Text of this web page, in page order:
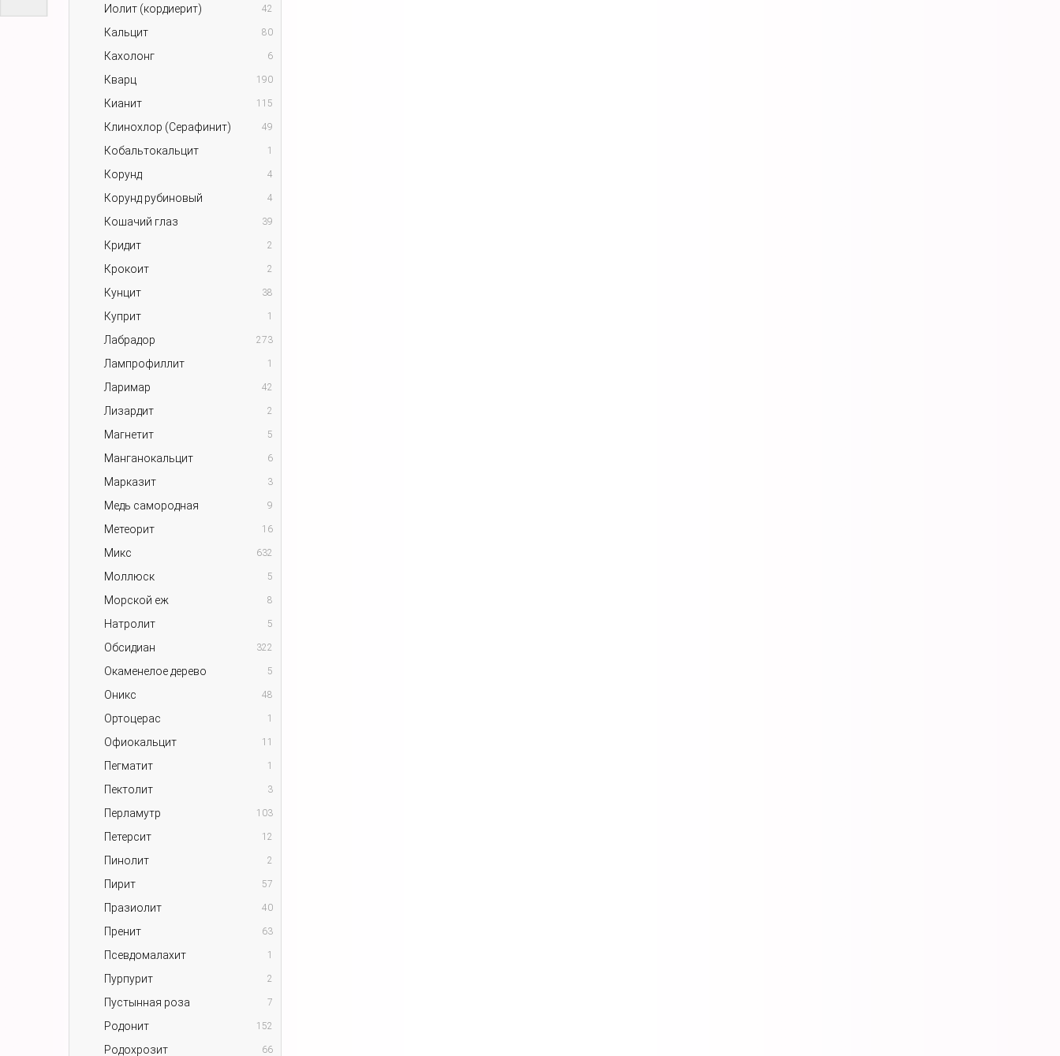
Иолит (кордиерит) 42
Кальцит 80
Кахолонг 6
Кварц 190
Кианит 115
Клинохлор (Серафинит) 49
Кобальтокальцит 1
Корунд 4
Корунд рубиновый 4
Кошачий глаз 39
Кридит 2
Крокоит 2
Кунцит 38
Куприт 1
Лабрадор 273
Лампрофиллит 1
Ларимар 42
Лизардит 2
Магнетит 5
Манганокальцит 6
Марказит 3
Медь самородная 9
Метеорит 16
Микс 632
Моллюск 5
Морской еж 8
Натролит 5
Обсидиан 322
Окаменелое дерево 5
Оникс 48
Ортоцерас 1
Офиокальцит 11
Пегматит 1
Пектолит 3
Перламутр 103
Петерсит 12
Пинолит 2
Пирит 57
Празиолит 40
Пренит 63
Псевдомалахит 1
Пурпурит 2
Пустынная роза 7
Родонит 152
Родохрозит 66